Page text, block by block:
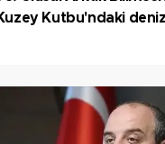
Kutbu'ndaki